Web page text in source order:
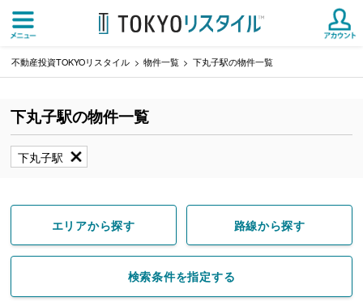
不動産投資TOKYOリスタイル 物件一覧 下丸子駅の物件一覧
下丸子駅の物件一覧
下丸子駅
エリアから探す 路線から探す
検索条件を指定する